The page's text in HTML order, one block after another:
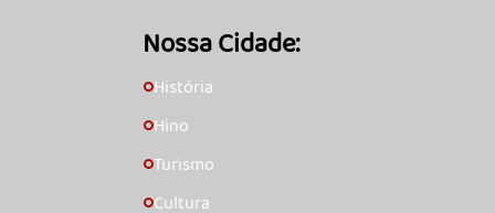
Nossa Cidade:
🞇História
🞇Hino
🞇Turismo
🞇Cultura